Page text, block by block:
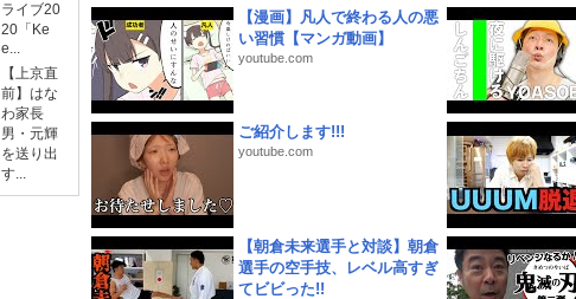
ライブ20
20「Ke
e...
【上京直
前】はな
わ家長
男・元輝
を送り出
す...
【漫画】凡人で終わる人の悪
い習慣【マンガ動画】
youtube.com
ご紹介します!!!
youtube.com
【朝倉未来選手と対談】朝倉
選手の空手技、レベル高すぎ
てビビった!!